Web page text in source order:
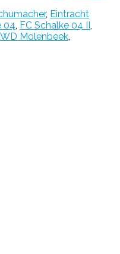
, Eintracht
04, FC Schalke 04 II,
Molenbeek,